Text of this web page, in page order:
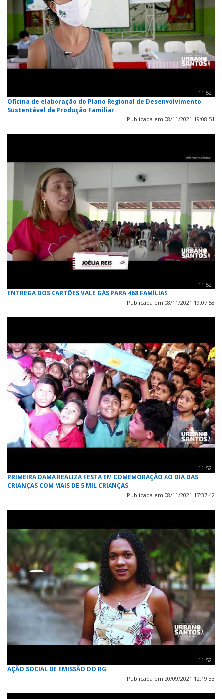
11:52
Oficina de elaboração do Plano Regional de Desenvolvimento
Sustentável da Produção Familiar
Publicada em 08/11/2021 19:08:51
11:52
ENTREGA DOS CARTÕES VALE GÁS PARA 468 FAMÍLIAS
Publicada em 08/11/2021 19:07:58
11:52
PRIMEIRA DAMA REALIZA FESTA EM COMEMORAÇÃO AO DIA DAS
CRIANÇAS COM MAIS DE 5 MIL CRIANÇAS
Publicada em 08/11/2021 17:37:42
11:52
AÇÃO SOCIAL DE EMISSÃO DO RG
Publicada em 20/09/2021 12:19:33